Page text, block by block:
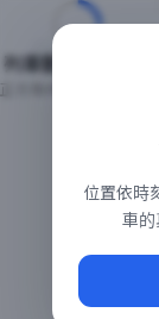
台鐵列車即
本頁顯示目前全台
常用查詢：
台鐵即時動態
位置依時
車的
列車動態載入中…